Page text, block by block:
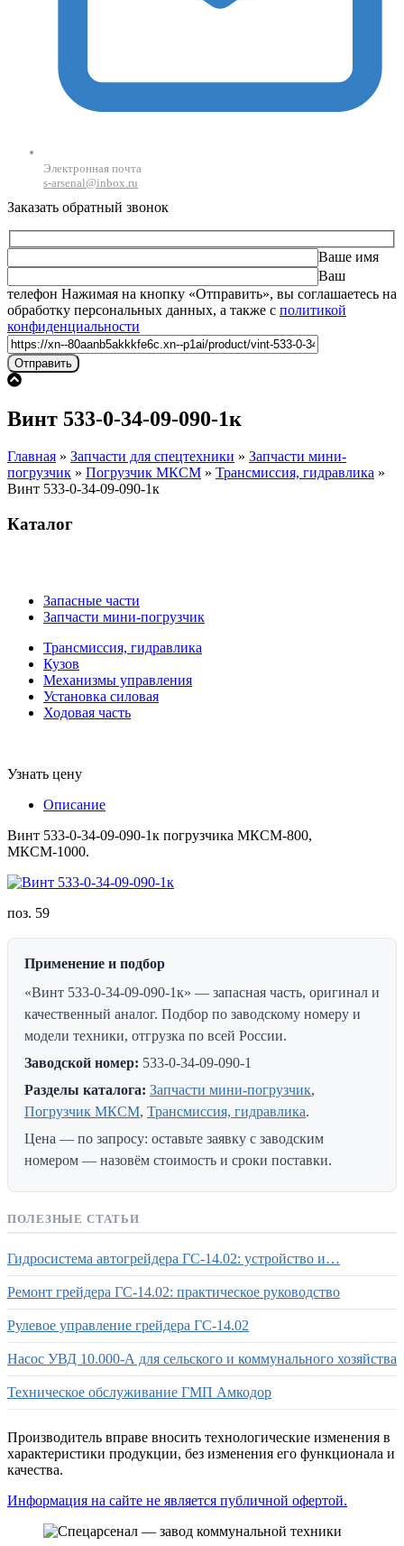
Электронная почта
s-arsenal@inbox.ru
Заказать обратный звонок
Ваше имя
Ваш
телефон Оставьте это поле пустым.
Нажимая на кнопку «Отправить», вы соглашаетесь на
обработку персональных данных, а также с политикой
конфиденциальности
Винт 533-0-34-09-090-1к
Главная » Запчасти для спецтехники » Запчасти мини-
погрузчик » Погрузчик МКСМ » Трансмиссия, гидравлика »
Винт 533-0-34-09-090-1к
Каталог
Запасные части
Запчасти мини-погрузчик
Трансмиссия, гидравлика
Кузов
Механизмы управления
Установка силовая
Ходовая часть
Узнать цену
Описание
Винт 533-0-34-09-090-1к погрузчика МКСМ-800,
МКСМ-1000.
поз. 59
Применение и подбор
«Винт 533-0-34-09-090-1к» — запасная часть, оригинал и
качественный аналог. Подбор по заводскому номеру и
модели техники, отгрузка по всей России.
Заводской номер: 533-0-34-09-090-1
Разделы каталога: Запчасти мини-погрузчик,
Погрузчик МКСМ, Трансмиссия, гидравлика.
Цена — по запросу: оставьте заявку с заводским
номером — назовём стоимость и сроки поставки.
ПОЛЕЗНЫЕ СТАТЬИ
Гидросистема автогрейдера ГС-14.02: устройство и…
Ремонт грейдера ГС-14.02: практическое руководство
Рулевое управление грейдера ГС-14.02
Насос УВД 10.000-А для сельского и коммунального хозяйства
Техническое обслуживание ГМП Амкодор
Производитель вправе вносить технологические изменения в
характеристики продукции, без изменения его функционала и
качества.
Информация на сайте не является публичной офертой.